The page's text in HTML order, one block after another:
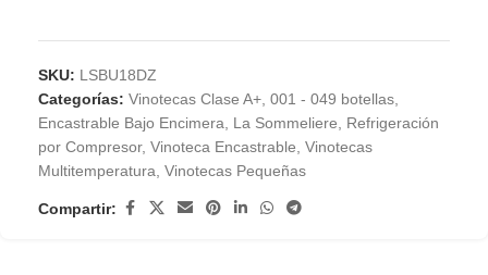
SKU: LSBU18DZ
Categorías: Vinotecas Clase A+ 001 - 049 botellas
Encastrable Bajo Encimera
La Sommeliere
Refrigeración
por Compresor, Vinoteca Encastrable Vinotecas
Multitemperatura Vinotecas Pequeñas
Compartir: